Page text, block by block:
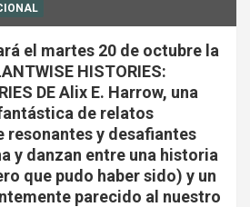
el martes 20 de octubre la
HISTORIES:
DE Alix E. Harrow, una
de relatos
resonantes y desafiantes
y danzan entre una historia
que pudo haber sido) y un
parecido al nuestro